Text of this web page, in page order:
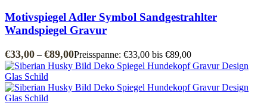
Motivspiegel Adler Symbol Sandgestrahlter
Wandspiegel Gravur
€33,00 – €89,00Preisspanne: €33,00 bis €89,00